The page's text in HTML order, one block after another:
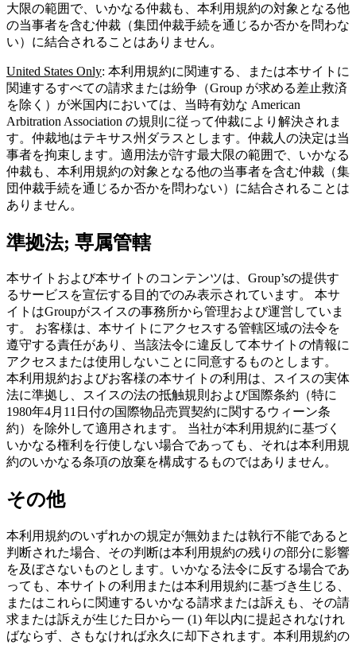
大限の範囲で、いかなる仲裁も、本利用規約の対象となる他
の当事者を含む仲裁（集団仲裁手続を通じるか否かを問わな
い）に結合されることはありません。
United States Only: 本利用規約に関連する、または本サイトに
関連するすべての請求または紛争（Group が求める差止救済
を除く）が米国内においては、当時有効な American
Arbitration Association の規則に従って仲裁により解決されま
す。仲裁地はテキサス州ダラスとします。仲裁人の決定は当
事者を拘束します。適用法が許す最大限の範囲で、いかなる
仲裁も、本利用規約の対象となる他の当事者を含む仲裁（集
団仲裁手続を通じるか否かを問わない）に結合されることは
ありません。
準拠法; 専属管轄
本サイトおよび本サイトのコンテンツは、Group’sの提供す
るサービスを宣伝する目的でのみ表示されています。 本サ
イトはGroupがスイスの事務所から管理および運営していま
す。 お客様は、本サイトにアクセスする管轄区域の法令を
遵守する責任があり、当該法令に違反して本サイトの情報に
アクセスまたは使用しないことに同意するものとします。
本利用規約およびお客様の本サイトの利用は、スイスの実体
法に準拠し、スイスの法の抵触規則および国際条約（特に
1980年4月11日付の国際物品売買契約に関するウィーン条
約）を除外して適用されます。 当社が本利用規約に基づく
いかなる権利を行使しない場合であっても、それは本利用規
約のいかなる条項の放棄を構成するものではありません。
その他
本利用規約のいずれかの規定が無効または執行不能であると
判断された場合、その判断は本利用規約の残りの部分に影響
を及ぼさないものとします。いかなる法令に反する場合であ
っても、本サイトの利用または本利用規約に基づき生じる、
またはこれらに関連するいかなる請求または訴えも、その請
求または訴えが生じた日から一 (1) 年以内に提起されなけれ
ばならず、さもなければ永久に却下されます。本利用規約の